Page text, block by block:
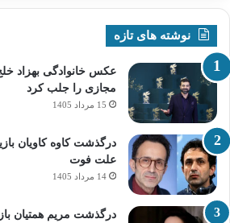
نوشته های تازه
عکس خانوادگی بهزاد
مجازی را جلب کرد
15 مرداد 1405
درگذشت کاوه کاویان
علت فوت
14 مرداد 1405